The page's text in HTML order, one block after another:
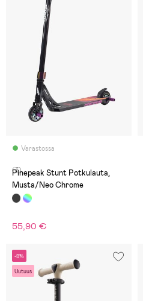
Varastossa
(3)
Pinepeak Stunt Potkulauta,
Musta/Neo Chrome
55,90 €
-9%
Uutuus